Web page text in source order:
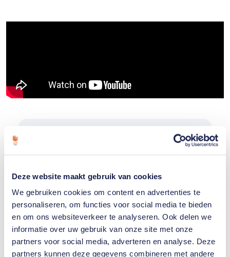
Deze website maakt gebruik van cookies
We gebruiken cookies om content en advertenties te
personaliseren, om functies voor social media te bieden
en om ons websiteverkeer te analyseren. Ook delen we
informatie over uw gebruik van onze site met onze
partners voor social media, adverteren en analyse. Deze
partners kunnen deze gegevens combineren met andere
Tornike
Tsjakadoea
Emiel
Jaring